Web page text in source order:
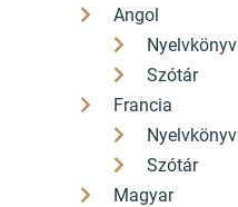
Angol
Nyelvkönyv
Szótár
Francia
Nyelvkönyv
Szótár
Magyar